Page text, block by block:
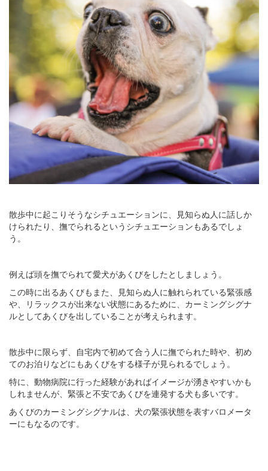
散歩中に起こりそうなシチュエーションに、見知らぬ人に話しか
けられたり、撫でられるというシチュエーションもあるでしょ
う。
例えば頭を撫でられて愛犬があくびをしたとしましょう。
この時に出るあくびもまた、見知らぬ人に触れられている緊張感
や、リラックスが出来ない状態にあるために、カーミングシグナ
ルとしてあくびを出していることが考えられます。
散歩中に限らず、自宅内で初めて合う人に撫でられた時や、初め
てのお泊りなどにもあくびをする様子が見られるでしょう。
特に、動物病院に行った経験があればイメージが湧きやすいかも
しれませんが、緊張と不安であくびを連発する犬も多いです。
あくびのカーミングシグナルは、犬の緊張状態を表すバロメータ
ーにもなるのです。